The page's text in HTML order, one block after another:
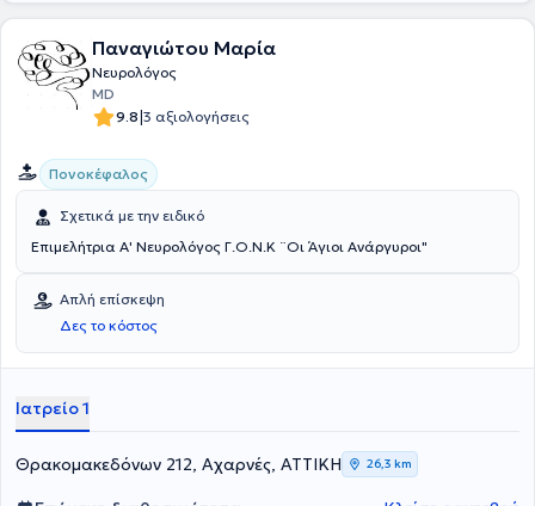
Παναγιώτου Μαρία
Νευρολόγος
MD
9.8|3 αξιολογήσεις
Πονοκέφαλος
Σχετικά με την ειδικό
Επιμελήτρια Α' Νευρολόγος Γ.Ο.Ν.Κ ¨Οι Άγιοι Ανάργυροι"
Απλή επίσκεψη
Δες το κόστος
Ιατρείο 1
Θρακομακεδόνων 212, Αχαρνές, ΑΤΤΙΚΗ 26,3 km